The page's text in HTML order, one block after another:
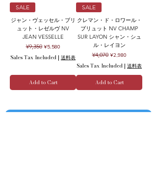
SALE
ジャン・ヴェッセル・ブリ
ュット・レゼルヴ NV
JEAN VESSELLE
Regular Price
¥9,350 Sale Price
¥5,580
Sales Tax Included | 送料表
Add to Cart
SALE
クレマン・ド・ロワール・
ブリュット NV CHAMP
SUR LAYON シャン・シュ
ル・レイヨン
Regular Price
¥4,070 Sale Price
¥2,980
Sales Tax Included | 送料表
Add to Cart